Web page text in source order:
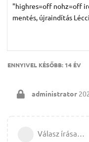
"highres=off nohz=off
mentés, újraindítás
ENNYIVEL KÉSŐBB: 14 ÉV
administrator
Válasz írása…